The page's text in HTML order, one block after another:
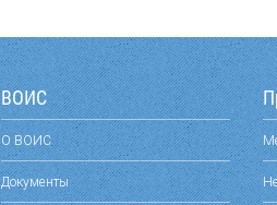
ВОИС
О ВОИС
Документы